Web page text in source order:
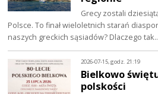
Grecy zostali
Polsce. To finał wieloletnich starań
naszych greckich sąsiadów? Dlaczego
2026-07-15, godz. 21:19
Bielkowo
polskości